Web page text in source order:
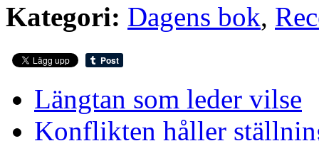
Kategori: Dagens bok,
Längtan som leder vilse
Konflikten håller